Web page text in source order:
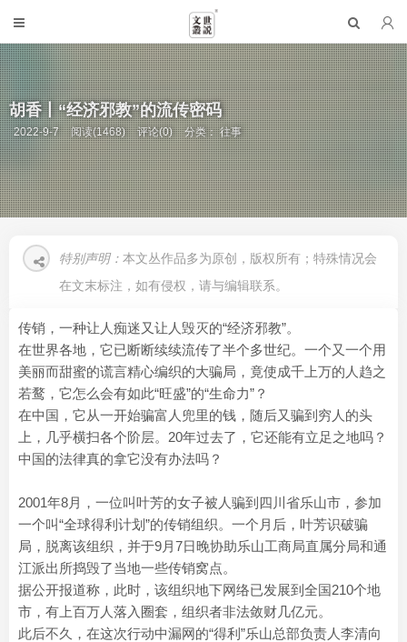
胡香丨“经济邪教”的流传密码
2022-9-7 阅读(1468) 评论(0) 分类：往事
特别声明： 本文丛作品多为原创，版权所有；特殊情况会
在文末标注，如有侵权，请与编辑联系。
传销，一种让人痴迷又让人毁灭的“经济邪教”。
在世界各地，它已断断续续流传了半个多世纪。一个又一个用
美丽而甜蜜的谎言精心编织的大骗局，竟使成千上万的人趋之
若鹜，它怎么会有如此“旺盛”的“生命力”？
在中国，它从一开始骗富人兜里的钱，随后又骗到穷人的头
上，几乎横扫各个阶层。20年过去了，它还能有立足之地吗？
中国的法律真的拿它没有办法吗？
2001年8月，一位叫叶芳的女子被人骗到四川省乐山市，参加
一个叫“全球得利计划”的传销组织。一个月后，叶芳识破骗
局，脱离该组织，并于9月7日晚协助乐山工商局直属分局和通
江派出所捣毁了当地一些传销窝点。
据公开报道称，此时，该组织地下网络已发展到全国210个地
市，有上百万人落入圈套，组织者非法敛财几亿元。
此后不久，在这次行动中漏网的“得利”乐山总部负责人李清向